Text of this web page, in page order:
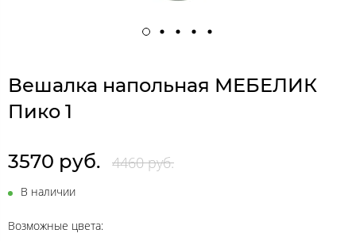
Вешалка напольная МЕБЕЛИК
Пико 1
3570 руб. 4460 руб.
В наличии
Возможные цвета: